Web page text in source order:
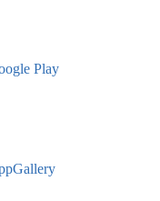
Play